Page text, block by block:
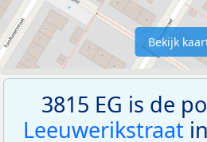
Bekijk
3815 EG is de
Leeuwerikstraat